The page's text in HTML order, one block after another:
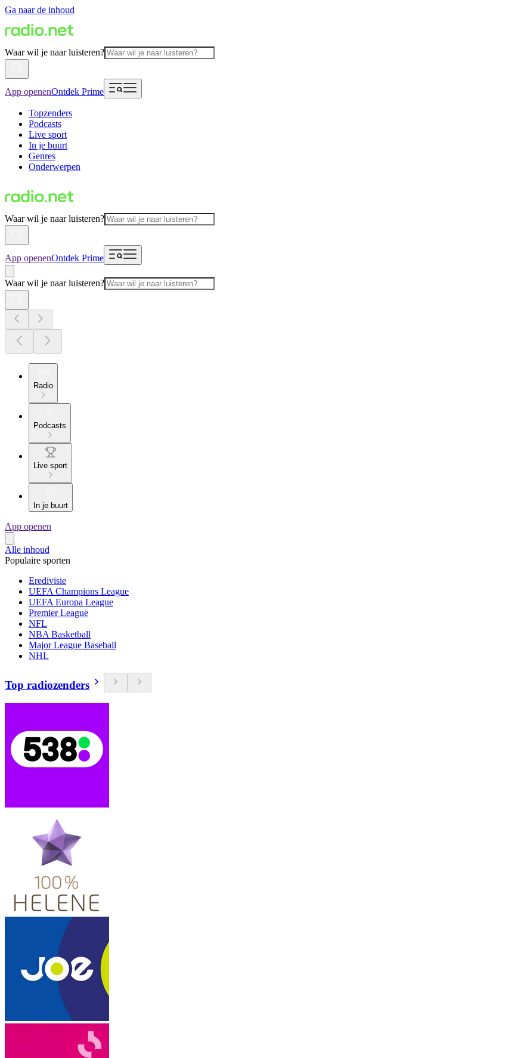
Ga naar de inhoud
Waar wil je naar luisteren?
App openenOntdek Prime
Topzenders
Podcasts
Live sport
In je buurt
Genres
Onderwerpen
Waar wil je naar luisteren?
App openenOntdek Prime
Waar wil je naar luisteren?
Radio
Podcasts
Live sport
In je buurt
App openen
Alle inhoud
Populaire sporten
Eredivisie
UEFA Champions League
UEFA Europa League
Premier League
NFL
NBA Basketball
Major League Baseball
NHL
Top radiozenders